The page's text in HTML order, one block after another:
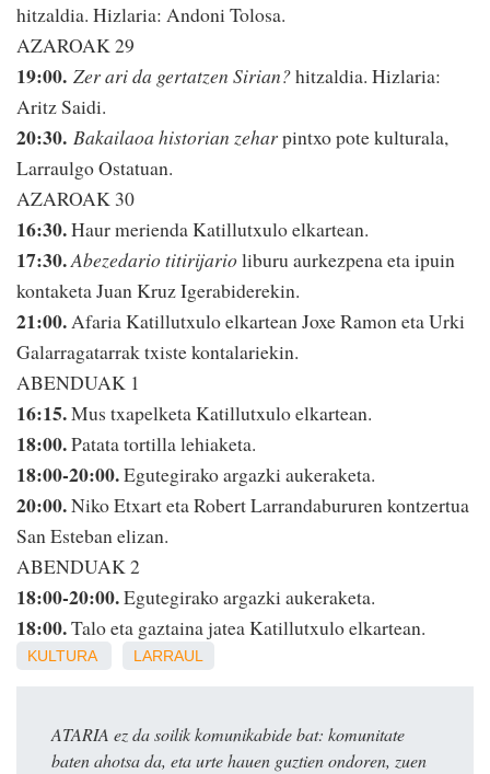
hitzaldia. Hizlaria: Andoni Tolosa.
AZAROAK 29
19:00. Zer ari da gertatzen Sirian?hitzaldia. Hizlaria:
Aritz Saidi.
20:30. Bakailaoa historian zeharpintxo pote kulturala,
Larraulgo Ostatuan.
AZAROAK 30
16:30.Haur merienda Katillutxulo elkartean.
17:30.Abezedario titirijarioliburu aurkezpena eta ipuin
kontaketa Juan Kruz Igerabiderekin.
21:00.Afaria Katillutxulo elkartean Joxe Ramon eta Urki
Galarragatarrak txiste kontalariekin.
ABENDUAK 1
16:15.Mus txapelketa Katillutxulo elkartean.
18:00.Patata tortilla lehiaketa.
18:00-20:00.Egutegirako argazki aukeraketa.
20:00.Niko Etxart eta Robert Larrandabururen kontzertua
San Esteban elizan.
ABENDUAK 2
18:00-20:00.Egutegirako argazki aukeraketa.
18:00.Talo eta gaztaina jatea Katillutxulo elkartean.
KULTURA LARRAUL
ATARIA ez da soilik komunikabide bat: komunitate
baten ahotsa da, eta urte hauen guztien ondoren, zuen